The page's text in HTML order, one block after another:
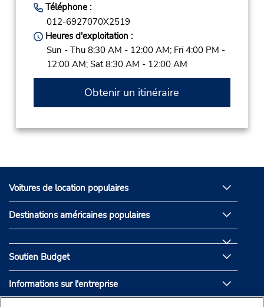
Téléphone :
012-6927070X2519
Heures d'exploitation :
Sun - Thu 8:30 AM - 12:00 AM; Fri 4:00 PM -
12:00 AM; Sat 8:30 AM - 12:00 AM
Obtenir un itinéraire
Voitures de location populaires
Destinations américaines populaires
Soutien Budget
Informations sur l'entreprise